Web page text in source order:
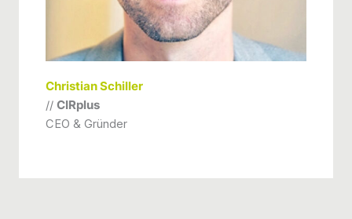
Christian Schiller
// CIRplus
CEO & Gründer